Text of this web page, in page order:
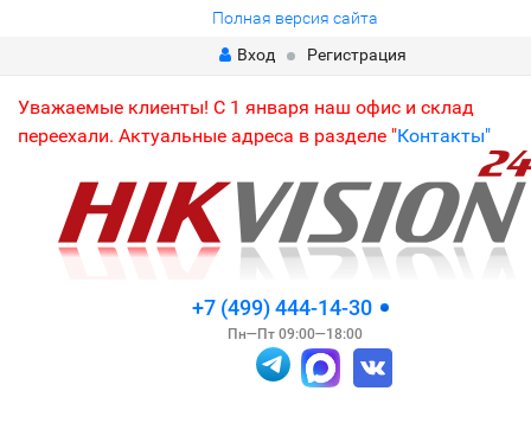
Полная версия сайта
Вход
Регистрация
Уважаемые клиенты! С 1 января наш офис и склад
переехали. Актуальные адреса в разделе "Контакты"
+7 (499) 444-14-30
Пн—Пт 09:00—18:00